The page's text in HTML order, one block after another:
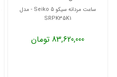
ساعت مردانه سیکو 5 Seiko - مدل
SRPK35K1
83,620,000 تومان